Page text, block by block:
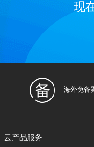
现
海外免备
云产品服务